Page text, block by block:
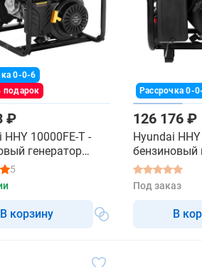
0-0-6
подарок
₽
HHY 10000FE-T -
генератор
5
В корзину
Рассрочка 0-
126 176 ₽
Hyundai
бензиновый
квт
Под заказ
В